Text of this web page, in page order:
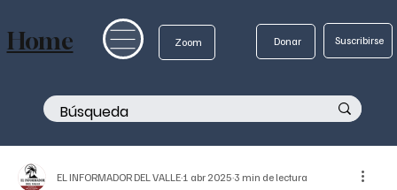
Zoom Donar Suscribirse
Home
EL INFORMADOR DEL VALLE 1 abr 2025 3 min de lectura